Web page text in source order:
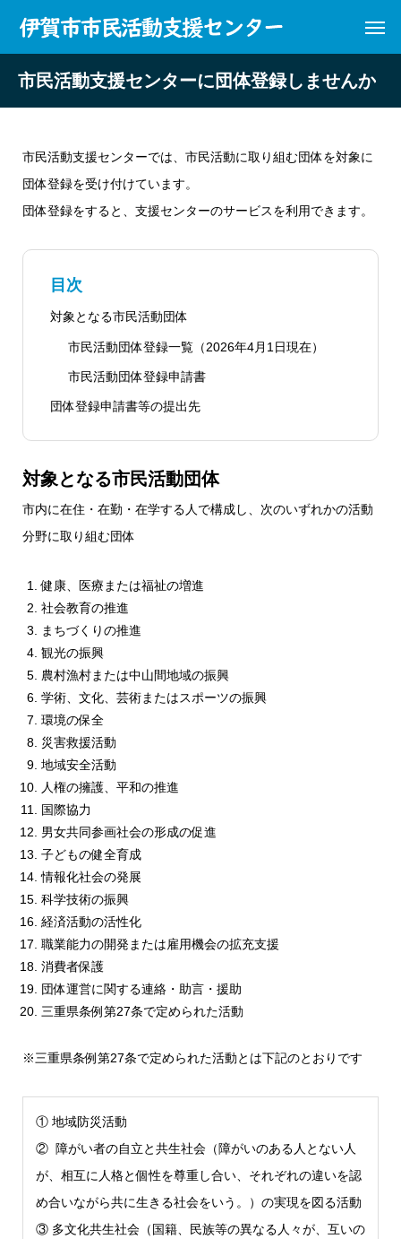
市民活動支援センターに団体登録しませんか
市民活動支援センターでは、市民活動に取り組む団体を対象に
団体登録を受け付けています。
団体登録をすると、支援センターのサービスを利用できます。
目次
対象となる市民活動団体
市民活動団体登録一覧（2026年4月1日現在）
市民活動団体登録申請書
団体登録申請書等の提出先
対象となる市民活動団体
市内に在住・在勤・在学する人で構成し、次のいずれかの活動
分野に取り組む団体
健康、医療または福祉の増進
社会教育の推進
まちづくりの推進
観光の振興
農村漁村または中山間地域の振興
学術、文化、芸術またはスポーツの振興
環境の保全
災害救援活動
地域安全活動
人権の擁護、平和の推進
国際協力
男女共同参画社会の形成の促進
子どもの健全育成
情報化社会の発展
科学技術の振興
経済活動の活性化
職業能力の開発または雇用機会の拡充支援
消費者保護
団体運営に関する連絡・助言・援助
三重県条例第27条で定められた活動
※三重県条例第27条で定められた活動とは下記のとおりです
① 地域防災活動
② 障がい者の自立と共生社会（障がいのある人とない人
が、相互に人格と個性を尊重し合い、それぞれの違いを認
め合いながら共に生きる社会をいう。）の実現を図る活動
③ 多文化共生社会（国籍、民族等の異なる人々が、互いの